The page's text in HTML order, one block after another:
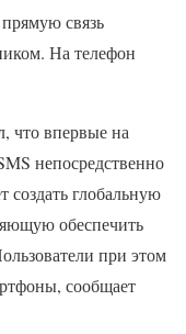
связь
На телефон
что впервые на
непосредственно
создать глобальную
обеспечить
при этом
сообщает